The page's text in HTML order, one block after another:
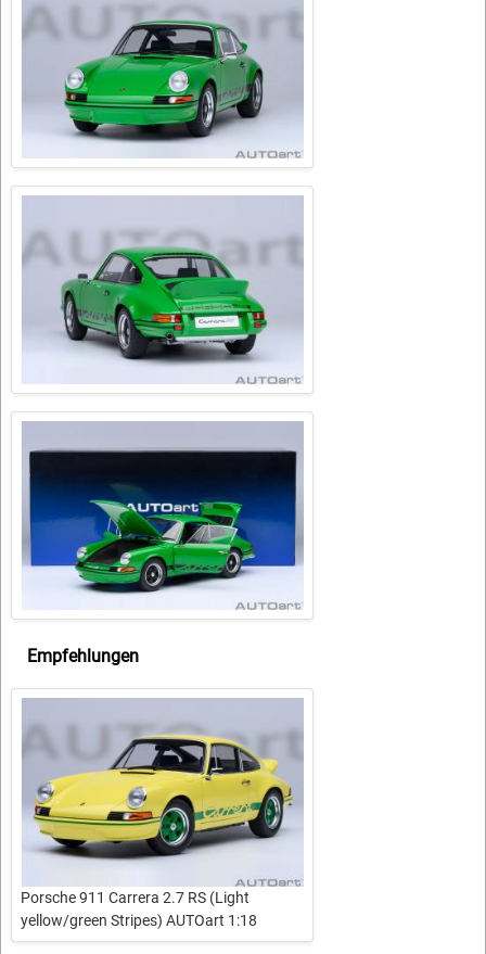
Empfehlungen
Porsche 911 Carrera 2.7 RS (Light
yellow/green Stripes) AUTOart 1:18